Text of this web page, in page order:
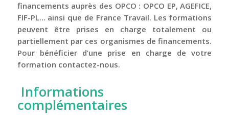
financements auprès des OPCO : OPCO EP, AGEFICE,
FIF-PL… ainsi que de France Travail. Les formations
peuvent être prises en charge totalement ou
partiellement par ces organismes de financements.
Pour bénéficier d’une prise en charge de votre
formation contactez-nous.
Informations
complémentaires